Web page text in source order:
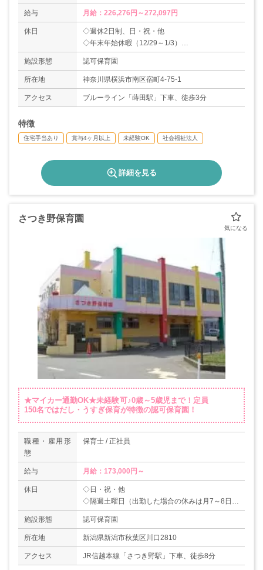
給与 月給：226,276円～272,097円
休日
◇週休2日制、日・祝・他
◇年末年始休暇（12/29～1/3）
※年間カレンダーによる
◇有給休暇
◇育児休業取得実績あり
◇年間休日数：108日
施設形態 認可保育園
所在地 神奈川県横浜市南区宿町4-75-1
アクセス ブルーライン「蒔田駅」下車、徒歩3分
特徴
住宅手当あり 賞与4ヶ月以上 未経験OK 社会福祉法人
詳細を見る
さつき野保育園
★マイカー通勤OK★未経験可♪0歳～5歳児まで！定員
150名ではだし・うすぎ保育が特徴の認可保育園！
職種・雇用形
態
保育士 / 正社員
給与 月給：173,000円～
休日
◇日・祝・他
◇隔週土曜日（出勤した場合の休みは月7～8日）
◇夏季休暇
◇年末年始（31日～3日）
【年間休日数：108日】
施設形態 認可保育園
所在地 新潟県新潟市秋葉区川口2810
アクセス JR信越本線「さつき野駅」下車、徒歩8分